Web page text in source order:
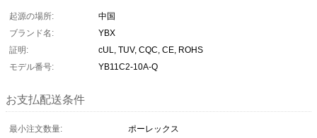
起源の場所:
中国
ブランド名:
YBX
証明:
cUL, TUV, CQC, CE, ROHS
モデル番号:
YB11C2-10A-Q
お支払配送条件
最小注文数量:
ポーレックス